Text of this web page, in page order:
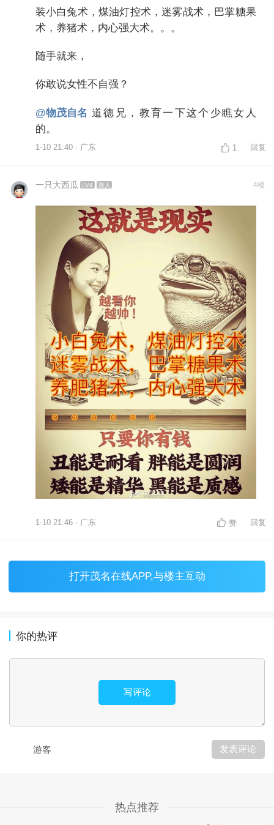
装小白兔术，煤油灯控术，迷雾战术，巴掌糖果
术，养猪术，内心强大术。。。
随手就来，
你敢说女性不自强？
@物茂自名 道德兄，教育一下这个少瞧女人
的。
1-10 21:40 · 广东 1 回复
一只大西瓜 LV4 路人 4楼
1-10 21:46 · 广东 赞 回复
打开茂名在线APP,与楼主互动
你的热评
写评论
游客 发表评论
热点推荐